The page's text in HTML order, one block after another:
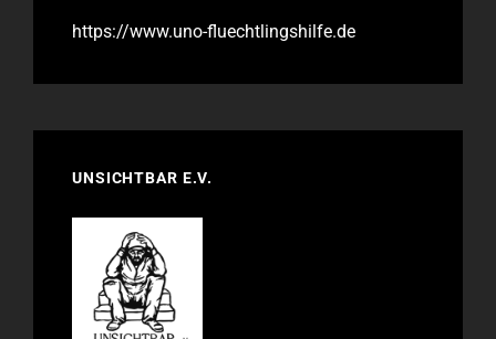
https://www.uno-fluechtlingshilfe.de
UNSICHTBAR E.V.